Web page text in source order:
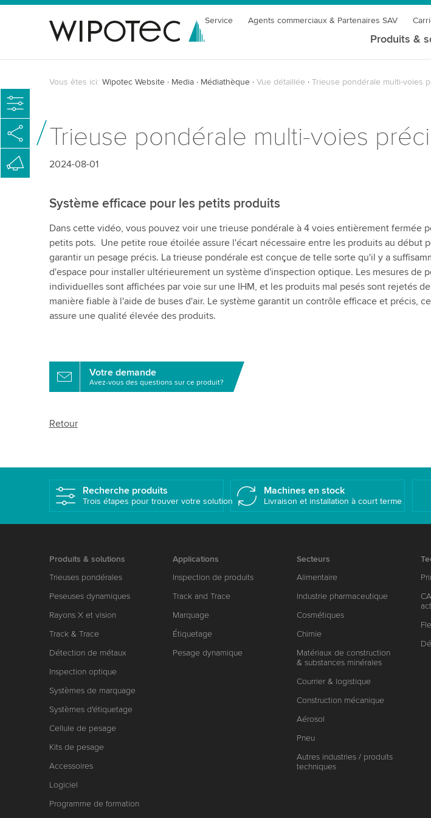
Service Agents commerciaux & Partenaires SAV
Produits &
Vous êtes ici: Wipotec Website Media Médiathèque Vue détaillée Trieuse pondérale multi-voies
Trieuse pondérale multi-voies
2024-08-01
Système efficace pour les petits produits
Dans cette vidéo, vous pouvez voir une trieuse pondérale à 4 voies entièrement fermée
petits pots. Une petite roue étoilée assure l'écart nécessaire entre les produits au début
garantir un pesage précis. La trieuse pondérale est conçue de telle sorte qu'il y a
d'espace pour installer ultérieurement un système d'inspection optique. Les mesures de
individuelles sont affichées par voie sur une IHM, et les produits mal pesés sont rejetés de
manière fiable à l'aide de buses d'air. Le système garantit un contrôle efficace et précis,
assure une qualité élevée des produits.
Votre demande
Avez-vous des questions sur ce produit?
Retour
Recherche produits
Trois étapes pour trouver votre solution
Machines en stock
Livraison et installation à court terme
Produits & solutions
Trieuses pondérales
Peseuses dynamiques
Rayons X et vision
Track & Trace
Détection de métaux
Inspection optique
Systèmes de marquage
Systèmes d'étiquetage
Cellule de pesage
Kits de pesage
Accessoires
Logiciel
Programme de formation
Applications
Inspection de produits
Track and Trace
Marquage
Étiquetage
Pesage dynamique
Secteurs
Alimentaire
Industrie pharmaceutique
Cosmétiques
Chimie
Matériaux de construction
& substances minérales
Courrier & logistique
Construction mécanique
Aérosol
Pneu
Autres industries / produits
techniques